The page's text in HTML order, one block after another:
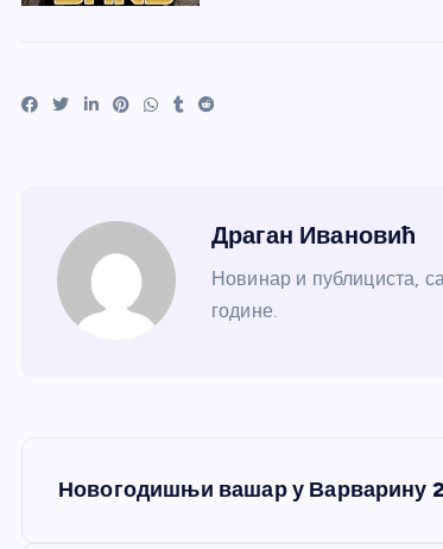
Драган Ивановић
Новинар и публициста,
године.
Новогодишњи вашар у Варварину